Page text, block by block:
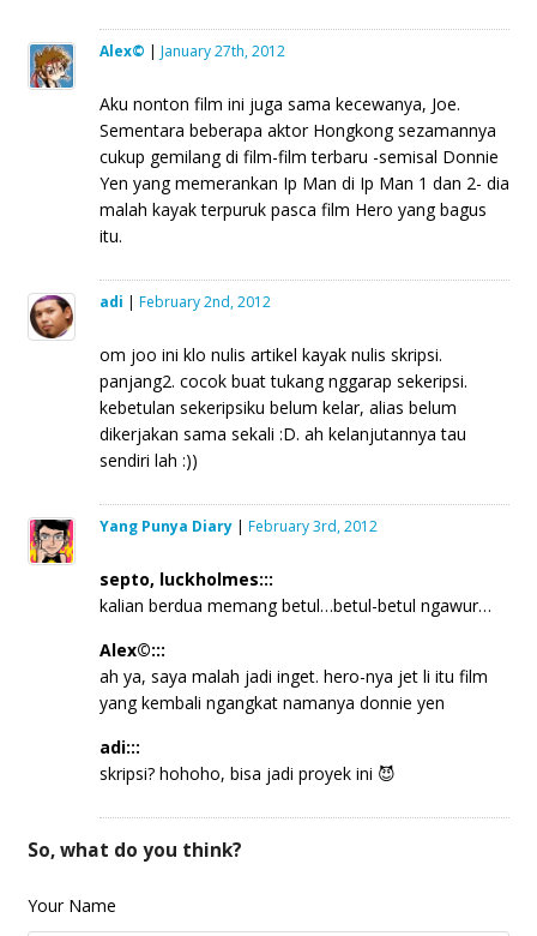
Alex© | January 27th, 2012
Aku nonton film ini juga sama kecewanya, Joe.
Sementara beberapa aktor Hongkong sezamannya
cukup gemilang di film-film terbaru -semisal Donnie
Yen yang memerankan Ip Man di Ip Man 1 dan 2- dia
malah kayak terpuruk pasca film Hero yang bagus
itu.
adi | February 2nd, 2012
om joo ini klo nulis artikel kayak nulis skripsi.
panjang2. cocok buat tukang nggarap sekeripsi.
kebetulan sekeripsiku belum kelar, alias belum
dikerjakan sama sekali :D. ah kelanjutannya tau
sendiri lah :))
Yang Punya Diary| February 3rd, 2012
septo, luckholmes:::
kalian berdua memang betul…betul-betul ngawur…
Alex©:::
ah ya, saya malah jadi inget. hero-nya jet li itu film
yang kembali ngangkat namanya donnie yen
adi:::
skripsi? hohoho, bisa jadi proyek ini 😈
So, what do you think?
Your Name